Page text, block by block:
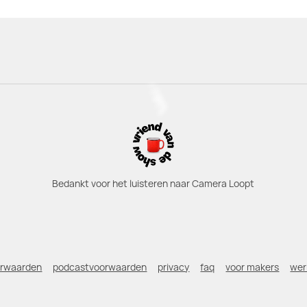
Bedankt voor het luisteren naar Camera Loopt
podcastvoorwaarden privacy faq voor makers